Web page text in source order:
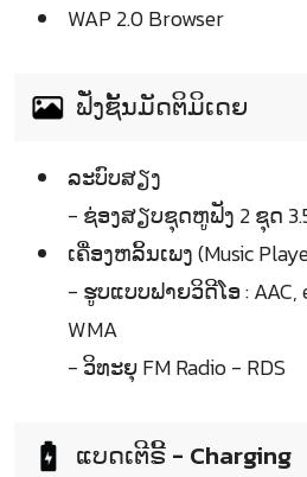
WAP 2.0 Browser
ຟັ່ງຊັ້ນມັດຕິມິເດຍ
ລະບົບສຽງ
- ຊ່ອງສຽບຊຸດຫູຟັງ 2 ຊຸດ
ເຄື່ອງຫລິ້ນເພງ (Music
- ຮູບແບບຟາຍວິດີໂອ : AAC,
WMA
- ວິທະຍຸ FM Radio - RDS
ແບດເຕີຣີ້ - Charging